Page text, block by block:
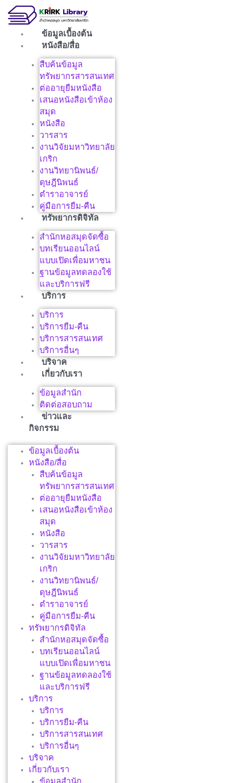
ข้อมูลเบื้องต้น
หนังสือ/สื่อ
สืบค้นข้อมูล
ทรัพยากรสารสนเทศ
ต่ออายุยืมหนังสือ
เสนอหนังสือเข้าห้อง
สมุด
หนังสือ
วารสาร
งานวิจัยมหาวิทยาลัย
เกริก
งานวิทยานิพนธ์/
ดุษฎีนิพนธ์
ตำราอาจารย์
คู่มือการยืม-คืน
ทรัพยากรดิจิทัล
สำนักหอสมุดจัดซื้อ
บทเรียนออนไลน์
แบบเปิดเพื่อมหาชน
ฐานข้อมูลทดลองใช้
และบริการฟรี
บริการ
บริการ
บริการยืม-คืน
บริการสารสนเทศ
บริการอื่นๆ
บริจาค
เกี่ยวกับเรา
ข้อมูลสำนัก
ติดต่อสอบถาม
ข่าวและ
กิจกรรม
ข้อมูลเบื้องต้น
หนังสือ/สื่อ
สืบค้นข้อมูล
ทรัพยากรสารสนเทศ
ต่ออายุยืมหนังสือ
เสนอหนังสือเข้าห้อง
สมุด
หนังสือ
วารสาร
งานวิจัยมหาวิทยาลัย
เกริก
งานวิทยานิพนธ์/
ดุษฎีนิพนธ์
ตำราอาจารย์
คู่มือการยืม-คืน
ทรัพยากรดิจิทัล
สำนักหอสมุดจัดซื้อ
บทเรียนออนไลน์
แบบเปิดเพื่อมหาชน
ฐานข้อมูลทดลองใช้
และบริการฟรี
บริการ
บริการ
บริการยืม-คืน
บริการสารสนเทศ
บริการอื่นๆ
บริจาค
เกี่ยวกับเรา
ข้อมูลสำนัก